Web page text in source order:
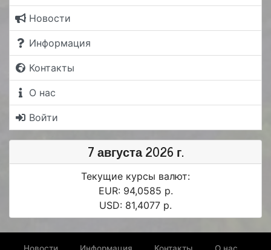
Новости
Информация
Контакты
О нас
Войти
7 августа 2026 г.
Текущие курсы валют:
EUR: 94,0585 р.
USD: 81,4077 р.